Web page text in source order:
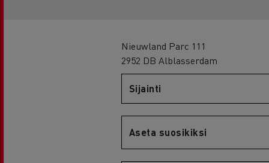
Nieuwland Parc 111
2952 DB Alblasserdam
Sijainti
Aseta suosikiksi